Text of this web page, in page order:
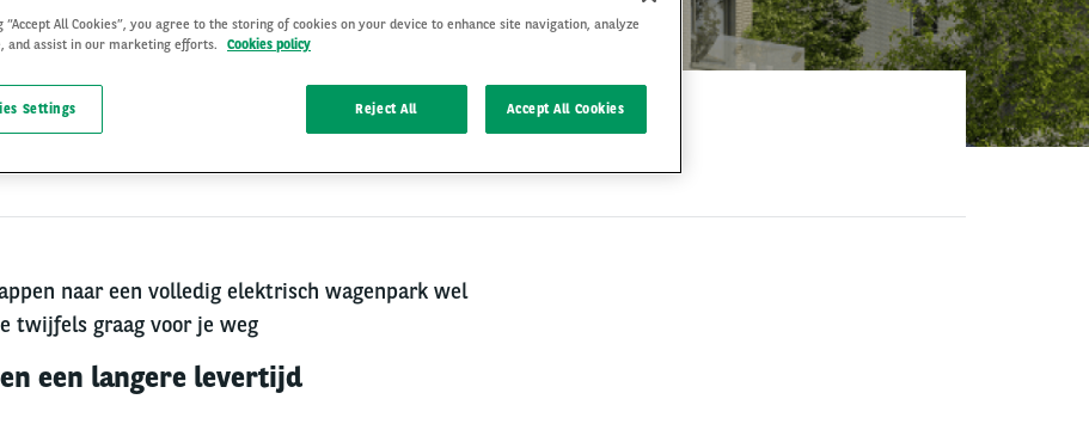
21 Apr 2022, door
naar een volledig elektrisch wagenpark wel
twijfels graag voor je weg
een langere levertijd
“Accept All Cookies”, you agree to the storing of cookies on your device to enhance site navigation, analyze
and assist in our marketing efforts.
Cookies policy
Reject All Accept All Cookies
Settings